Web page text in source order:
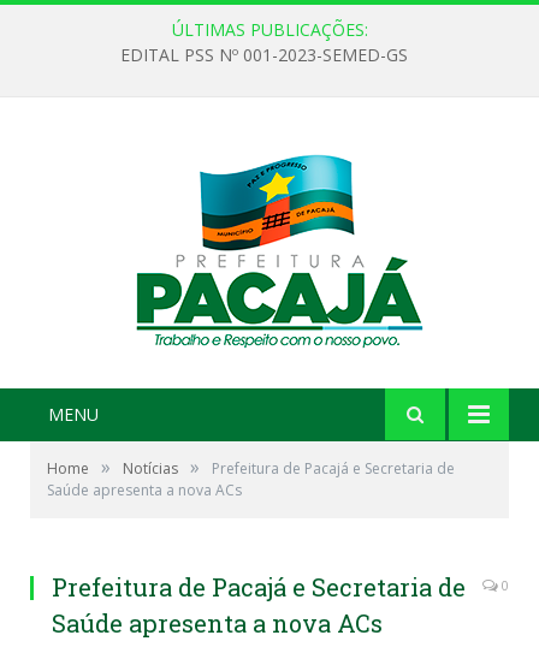
ÚLTIMAS PUBLICAÇÕES:
EDITAL PSS Nº 001-2023-SEMED-GS
MENU
Home » Notícias »
Prefeitura de Pacajá e Secretaria de
Saúde apresenta a nova ACs
Prefeitura de Pacajá e Secretaria de
Saúde apresenta a nova ACs
0